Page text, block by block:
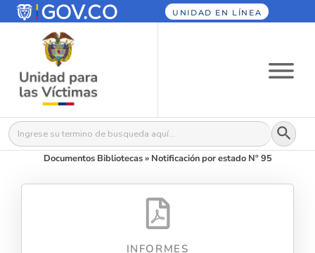
UNIDAD EN LÍNEA
Buscar: Botón
Documentos Bibliotecas» Notificación por estado Nº 95
INFORMES